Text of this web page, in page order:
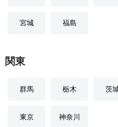
宮城 福島
関東
群馬 栃木 茨
東京 神奈川